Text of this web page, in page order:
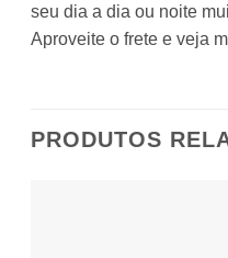
seu dia a dia ou noite
Aproveite o frete e veja
PRODUTOS